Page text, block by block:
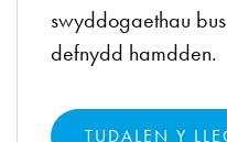
swyddogaethau
defnydd hamdden.
TUDALEN Y